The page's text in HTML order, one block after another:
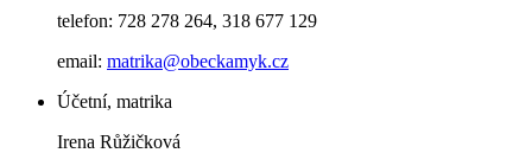
telefon: 728 278 264, 318 677 129
email: matrika@obeckamyk.cz
Účetní, matrika
Irena Růžičková